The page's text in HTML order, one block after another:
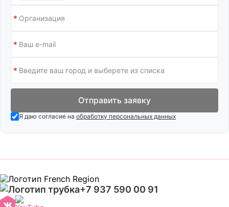
Отправить заявку
Я даю согласие на обработку персональных данных
+7 937 590 00 91